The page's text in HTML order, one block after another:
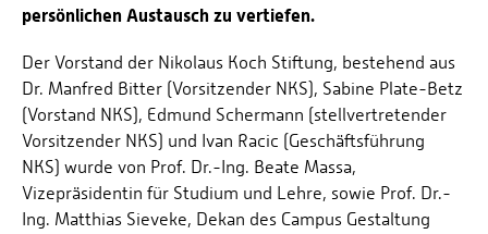
persönlichen Austausch zu vertiefen.
Der Vorstand der Nikolaus Koch Stiftung, bestehend aus
Dr. Manfred Bitter (Vorsitzender NKS), Sabine Plate-Betz
(Vorstand NKS), Edmund Schermann (stellvertretender
Vorsitzender NKS) und Ivan Racic (Geschäftsführung
NKS) wurde von Prof. Dr.-Ing. Beate Massa,
Vizepräsidentin für Studium und Lehre, sowie Prof. Dr.-
Ing. Matthias Sieveke, Dekan des Campus Gestaltung